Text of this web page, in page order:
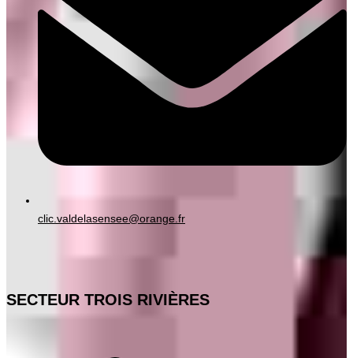
clic.valdelasensee@orange.fr
SECTEUR TROIS RIVIÈRES